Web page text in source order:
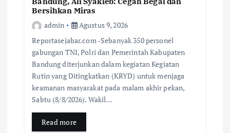
Bersihkan Miras
admin
Agustus 9, 2026
Reportasejabar.com -Sebanyak 350 personel
gabungan TNI, Polri dan Pemerintah Kabupaten
Bandung diterjunkan dalam kegiatan Kegiatan
Rutin yang Ditingkatkan (KRYD) untuk menjaga
keamanan masyarakat pada malam akhir pekan,
Sabtu (8/8/2026). Wakil…
Read more